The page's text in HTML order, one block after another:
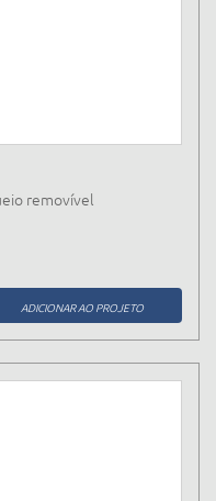
removível
ADICIONAR AO PROJETO